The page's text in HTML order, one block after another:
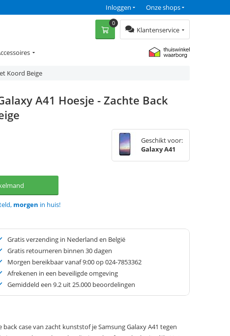
Onze shops
Inloggen
Klantenservice
0
Koord Beige
A41 Hoesje - Zachte Back
Geschikt voor:
Galaxy A41
morgen in huis!
Gratis verzending in Nederland en België
Gratis retourneren binnen 30 dagen
Morgen bereikbaar vanaf 9:00 op 024-7853362
Afrekenen in een beveiligde omgeving
Gemiddeld een 9.2 uit 25.000 beoordelingen
case van zacht kunststof je Samsung Galaxy A41 tegen